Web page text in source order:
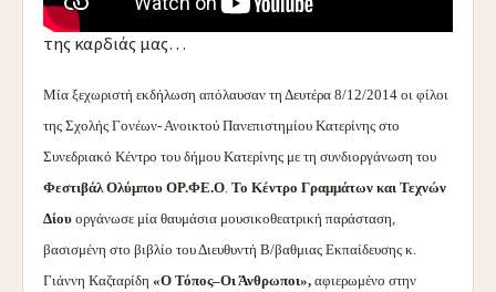
αγαπήσαμε. Την πόλη μας, την Κατερίνη. Την πόλη
της καρδιάς μας…
Μία ξεχωριστή εκδήλωση απόλαυσαν τη Δευτέρα 8/12/2014 οι φίλοι
της Σχολής Γονέων- Ανοικτού Πανεπιστημίου Κατερίνης στο
Συνεδριακό Κέντρο του δήμου Κατερίνης με τη συνδιοργάνωση του
Φεστιβάλ Ολύμπου ΟΡ.ΦΕ.Ο. Το Κέντρο Γραμμάτων και Τεχνών
Δίου οργάνωσε μία θαυμάσια μουσικοθεατρική παράσταση,
βασισμένη στο βιβλίο του Διευθυντή B/βαθμιας Εκπαίδευσης κ.
Γιάννη Καζταρίδη «Ο Τόπος–Οι Άνθρωποι», αφιερωμένο στην